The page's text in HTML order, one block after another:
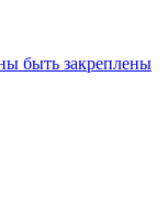
быть закреплены